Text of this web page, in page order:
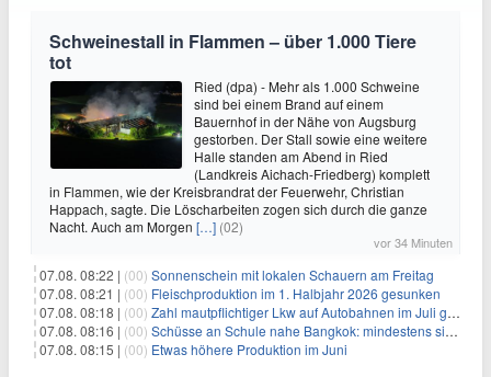
Schweinestall in Flammen – über 1.000 Tiere
tot
Ried (dpa) - Mehr als 1.000 Schweine
sind bei einem Brand auf einem
Bauernhof in der Nähe von Augsburg
gestorben. Der Stall sowie eine weitere
Halle standen am Abend in Ried
(Landkreis Aichach-Friedberg) komplett
in Flammen, wie der Kreisbrandrat der Feuerwehr, Christian
Happach, sagte. Die Löscharbeiten zogen sich durch die ganze
Nacht. Auch am Morgen […] (02)
vor 34 Minuten
07.08. 08:22 | (00) Sonnenschein mit lokalen Schauern am Freitag
07.08. 08:21 | (00) Fleischproduktion im 1. Halbjahr 2026 gesunken
07.08. 08:18 | (00) Zahl mautpflichtiger Lkw auf Autobahnen im Juli gestiegen
07.08. 08:16 | (00) Schüsse an Schule nahe Bangkok: mindestens sieben Tote
07.08. 08:15 | (00) Etwas höhere Produktion im Juni